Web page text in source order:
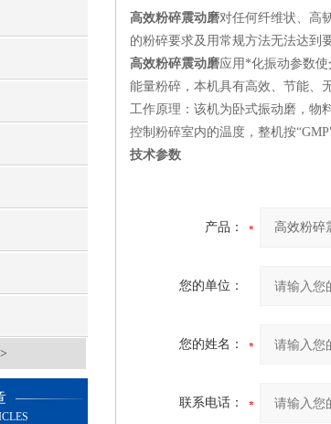
高效粉碎震动磨对任何纤维状、高
的粉碎要求及用常规方法无法达到
高效粉碎震动磨应用*化振动参数
能量粉碎，本机具有高效、节能、
工作原理：该机为卧式振动磨，物
控制粉碎室内的温度，整机按
技术参数
产品：
您的单位：
您的姓名：
联系电话：